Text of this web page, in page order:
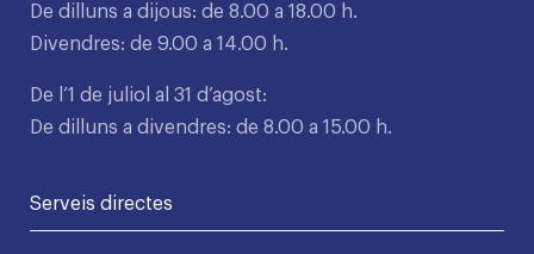
De dilluns a dijous: de 8.00 a 18.00 h.
Divendres: de 9.00 a 14.00 h.
De l’1 de juliol al 31 d’agost:
De dilluns a divendres: de 8.00 a 15.00 h.
Serveis directes